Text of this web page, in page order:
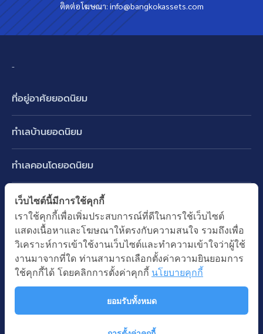
ติดต่อโฆษณา:info@bangkokassets.com
-
ที่อยู่อาศัยยอดนิยม
ทาวน์เฮ้าส์ ทาวน์โฮม
คอนโดมิเนียม
อาคารพาณิชย์ ตึกแถว
ที่ดินเปล่า
อพาร์ทเม้นท์ หอพัก
ออฟฟิต สำนักงาน
โรงงาน โกดัง
โรงแรม รีสอร์ท
ทำเลบ้านยอดนิยม
บางนา รามคำแหง 2
ปทุมธานี รังสิต ลำลูกกา
นนทบุรี บางใหญ่ บางบัวทอง
ทำเลคอนโดยอดนิยม
พระราม 9
อ่อนนุช ปุณณวิถี
รัชดาภิเษก ห้วยขวาง
ห้าแยกลาดพร้าว
ทำเล BTS ยอดนิยม
BTS ทองหล่อ
BTS เอกมัย
BTS พร้อมพงษ์
BTS อ่อนนุช
ทำเล MRT ยอดนิยม
MRT เพชรบุรี
MRT พระราม 9
MRT พหลโยธิน
คำค้นยอดนิยม
บ้านมือสอง
ซื้อบ้าน ขายบ้าน
นโยบายการใช้คุกกี้
สงวนลิขสิทธิ โดยบริษัท บางกอก แอสเซท อินเตอร์กรุ๊ป จำกัด (มหาชน).
เว็บไซต์นี้มีการใช้คุกกี้
เราใช้คุกกี้เพื่อเพิ่มประสบการณ์ที่ดีในการใช้เว็บไซต์
แสดงเนื้อหาและโฆษณาให้ตรงกับความสนใจ รวมถึงเพื่อ
วิเคราะห์การเข้าใช้งานเว็บไซต์และทำความเข้าใจว่าผู้ใช้
งานมาจากที่ใด ท่านสามารถเลือกตั้งค่าความยินยอมการ
ใช้คุกกี้ได้ โดยคลิกการตั้งค่าคุกกี้ นโยบายคุกกี้
ยอมรับทั้งหมด